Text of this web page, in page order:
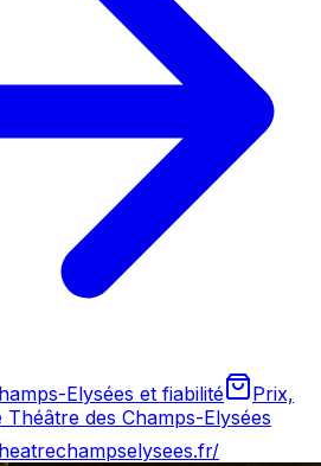
Elysées et fiabilité
Prix,
des Champs-Elysées